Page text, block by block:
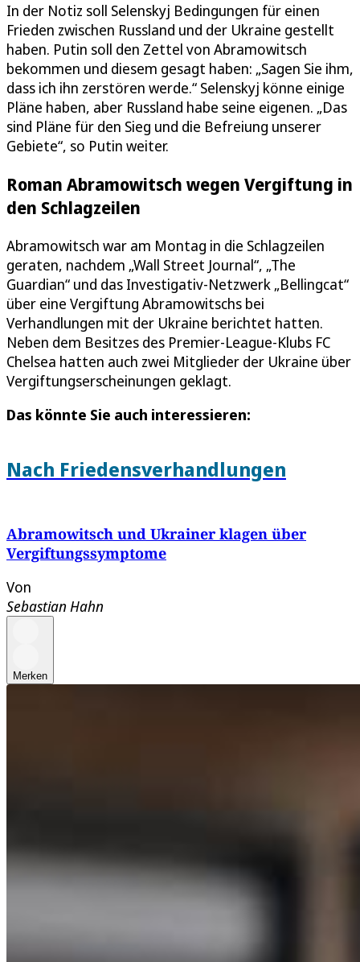
In der Notiz soll Selenskyj Bedingungen für einen
Frieden zwischen Russland und der Ukraine gestellt
haben. Putin soll den Zettel von Abramowitsch
bekommen und diesem gesagt haben: „Sagen Sie ihm,
dass ich ihn zerstören werde.“ Selenskyj könne einige
Pläne haben, aber Russland habe seine eigenen. „Das
sind Pläne für den Sieg und die Befreiung unserer
Gebiete“, so Putin weiter.
Roman Abramowitsch wegen Vergiftung in
den Schlagzeilen
Abramowitsch war am Montag in die Schlagzeilen
geraten, nachdem „Wall Street Journal“, „The
Guardian“ und das Investigativ-Netzwerk „Bellingcat“
über eine Vergiftung Abramowitschs bei
Verhandlungen mit der Ukraine berichtet hatten.
Neben dem Besitzes des Premier-League-Klubs FC
Chelsea hatten auch zwei Mitglieder der Ukraine über
Vergiftungserscheinungen geklagt.
Das könnte Sie auch interessieren:
Nach Friedensverhandlungen
Abramowitsch und Ukrainer klagen über
Vergiftungssymptome
Von
Sebastian Hahn
Merken